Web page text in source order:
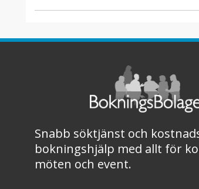
Snabb söktjänst och
bokningshjälp med allt för
möten och event.